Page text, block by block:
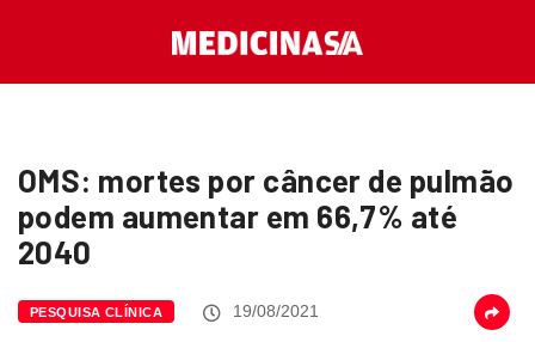
OMS: mortes por câncer de pulmão
podem aumentar em 66,7% até
2040
PESQUISA CLÍNICA 19/08/2021